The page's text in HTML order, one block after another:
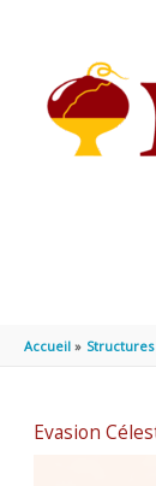
Accueil Structures
Evasion